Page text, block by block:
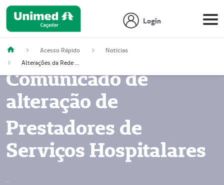
Login
Acesso Rápido
Notícias
Alterações da Rede Hospitalar
Comunicado de
alteração de
Prestadores de
Serviços Hospitalares
..